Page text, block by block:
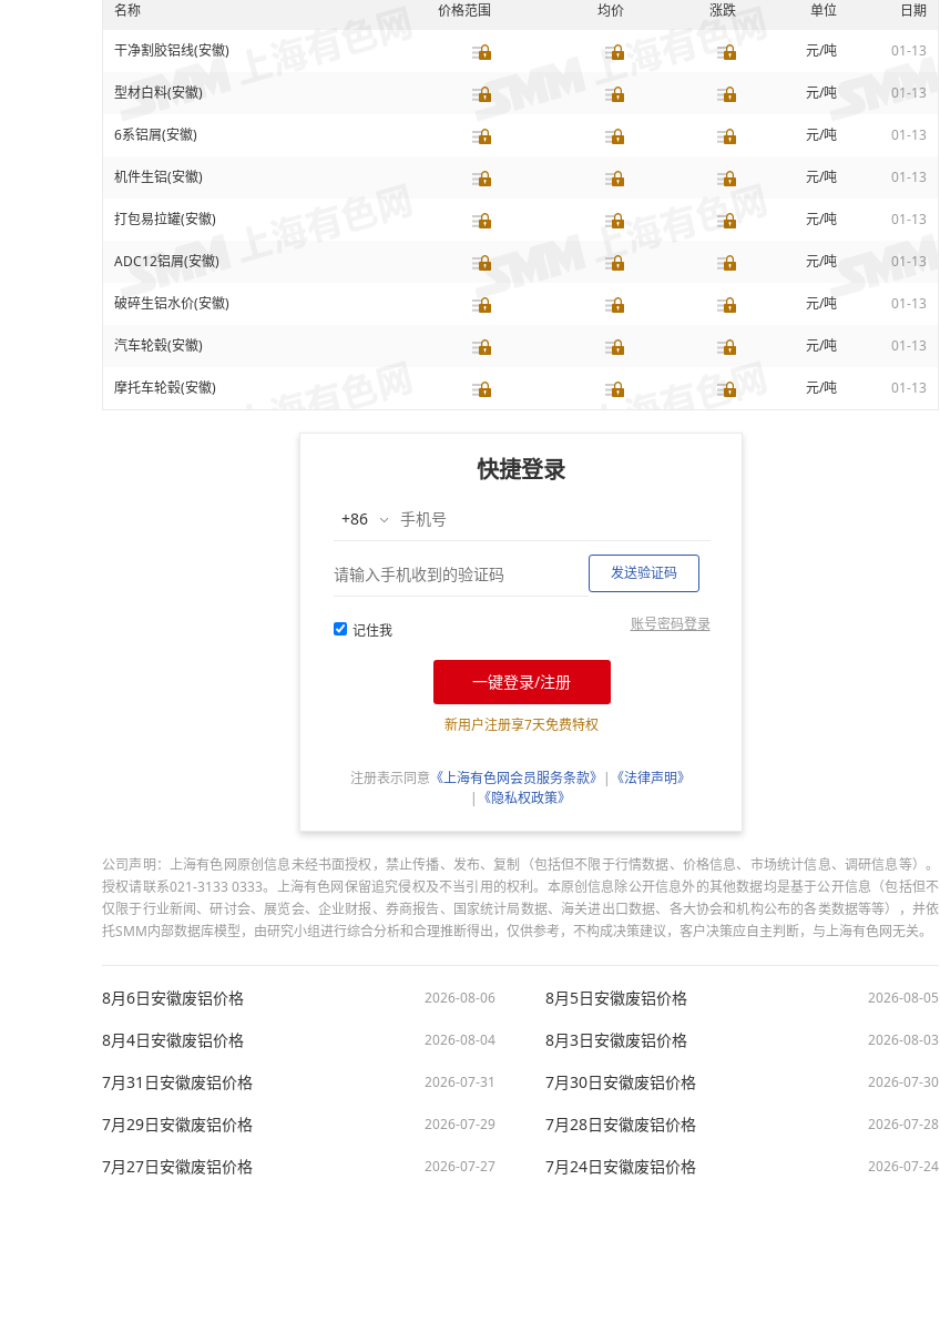
名称 价格范围 均价 涨跌 单位 日期
干净割胶铝线(安徽) 元/吨 01-13
型材白料(安徽) 元/吨 01-13
6系铝屑(安徽) 元/吨 01-13
机件生铝(安徽) 元/吨 01-13
打包易拉罐(安徽) 元/吨 01-13
ADC12铝屑(安徽) 元/吨 01-13
破碎生铝水价(安徽) 元/吨 01-13
汽车轮毂(安徽) 元/吨 01-13
摩托车轮毂(安徽) 元/吨 01-13
快捷登录
发送验证码
记住我 账号密码登录
一键登录/注册
新用户注册享7天免费特权
注册表示同意 《上海有色网会员服务条款》 | 《法律声明》
| 《隐私权政策》
公司声明：上海有色网原创信息未经书面授权，禁止传播、发布、复制（包括但不限于行情数据、价格信息、市场统计信息、调研信息等）。
授权请联系021-3133 0333。上海有色网保留追究侵权及不当引用的权利。本原创信息除公开信息外的其他数据均是基于公开信息（包括但不
仅限于行业新闻、研讨会、展览会、企业财报、券商报告、国家统计局数据、海关进出口数据、各大协会和机构公布的各类数据等等），并依
托SMM内部数据库模型，由研究小组进行综合分析和合理推断得出，仅供参考，不构成决策建议，客户决策应自主判断，与上海有色网无关。
8月6日安徽废铝价格 2026-08-06 8月5日安徽废铝价格 2026-08-05
8月4日安徽废铝价格 2026-08-04 8月3日安徽废铝价格 2026-08-03
7月31日安徽废铝价格 2026-07-31 7月30日安徽废铝价格 2026-07-30
7月29日安徽废铝价格 2026-07-29 7月28日安徽废铝价格 2026-07-28
7月27日安徽废铝价格 2026-07-27 7月24日安徽废铝价格 2026-07-24